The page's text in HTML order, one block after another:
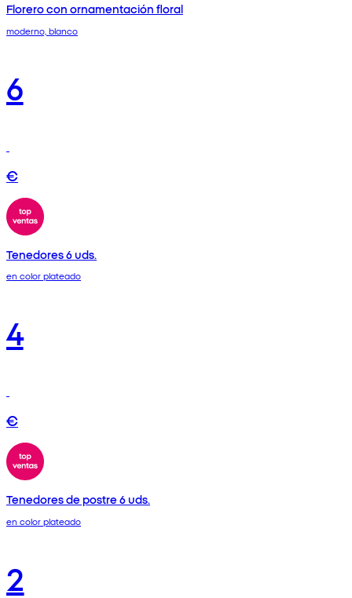
Florero con ornamentación floral
moderno, blanco
6
€
Tenedores 6 uds.
en color plateado
4
€
Tenedores de postre 6 uds.
en color plateado
2